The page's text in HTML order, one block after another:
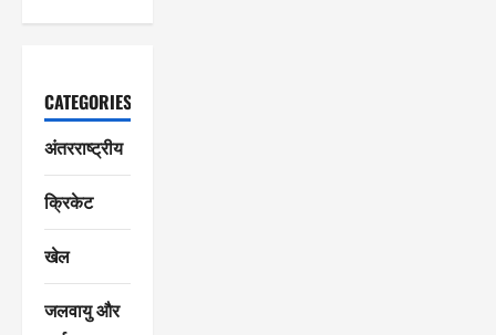
CATEGORIES
अंतरराष्ट्रीय
क्रिकेट
खेल
जलवायु और